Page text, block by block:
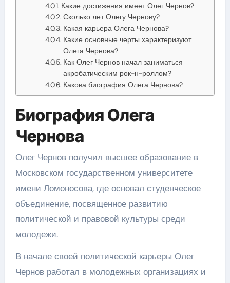
Какие достижения имеет Олег Чернов?
Сколько лет Олегу Чернову?
Какая карьера Олега Чернова?
Какие основные черты характеризуют
Олега Чернова?
Как Олег Чернов начал заниматься
акробатическим рок-н-роллом?
Какова биография Олега Чернова?
Биография Олега
Чернова
Олег Чернов получил высшее образование в
Московском государственном университете
имени Ломоносова, где основал студенческое
объединение, посвященное развитию
политической и правовой культуры среди
молодежи.
В начале своей политической карьеры Олег
Чернов работал в молодежных организациях и